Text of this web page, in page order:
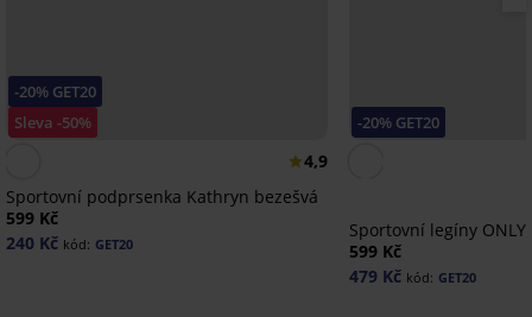
-20% GET20
Sleva -50%
4,9
Sportovní podprsenka Kathryn bezešvá
599 Kč
240 Kč kód: GET20
-20% GET20
Sportovní legíny ONLY
599 Kč
479 Kč kód: GET20